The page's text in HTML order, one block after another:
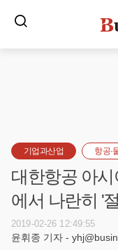
기업과산업 항공·
대한항공 아
에서 나란히 '
2019-02-26 12:49:55
윤휘종 기자 -